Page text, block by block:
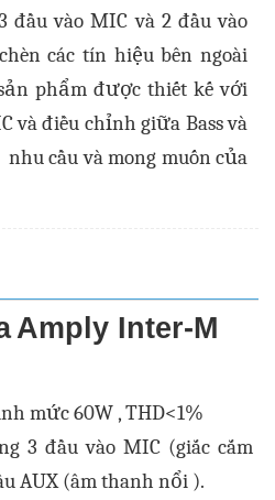
đầu vào MIC và 2 đầu vào
các tín hiệu bên ngoài
phẩm được thiết kế với
và điều chỉnh giữa Bass và
cầu và mong muốn của
Amply Inter-M
mức 60W , THD<1%
3 đầu vào MIC (giắc cắm
AUX (âm thanh nổi ).